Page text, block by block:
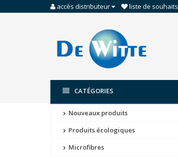
accès distributeur liste de souhaits
CATÉGORIES
Nouveaux produits
Produits écologiques
Microfibres